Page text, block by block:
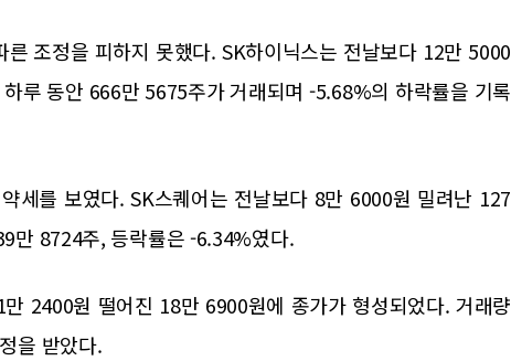
조정을 피하지 못했다. SK하이닉스는 전날보다 12만 5000
루 동안 666만 5675주가 거래되며 -5.68%의 하락률을 기록
세를 보였다. SK스퀘어는 전날보다 8만 6000원 밀려난 127
만 8724주, 등락률은 -6.34%였다.
2400원 떨어진 18만 6900원에 종가가 형성되었다. 거래량
을 받았다.